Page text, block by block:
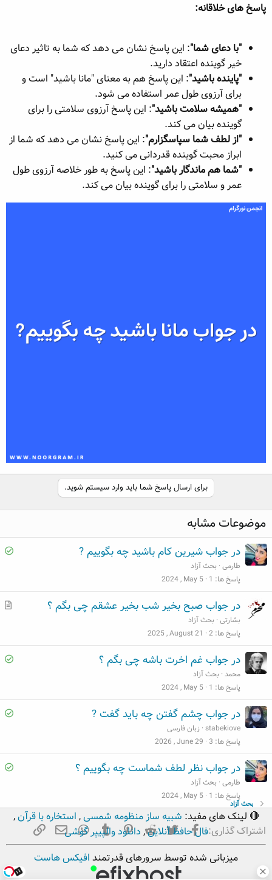
پاسخ های خلاقانه:
"با دعای شما": این پاسخ نشان می دهد که شما به تاثیر دعای
خیر گوینده اعتقاد دارید.
"پاینده باشید": این پاسخ هم به معنای "مانا باشید" است و
برای آرزوی طول عمر استفاده می شود.
"همیشه سلامت باشید": این پاسخ آرزوی سلامتی را برای
گوینده بیان می کند.
"از لطف شما سپاسگزارم": این پاسخ نشان می دهد که شما از
ابراز محبت گوینده قدردانی می کنید.
"شما هم ماندگار باشید": این پاسخ به طور خلاصه آرزوی طول
عمر و سلامتی را برای گوینده بیان می کند.
برای ارسال پاسخ شما باید وارد سیستم شوید.
موضوعات مشابه
S
e
در جواب شیرین کام باشید چه بگوییم ?
طارمی بحث آزاد
پاسخ ها 1
2024 , May 5
م
در جواب صبح بخیر شب بخیر عشقم چی بگم ؟
بشارتی بحث آزاد
پاسخ ها 2
2025 , August 21
S
e
در جواب غم اخرت باشه چی بگم ؟
محمد بحث آزاد
پاسخ ها 1
2024 , May 5
S
e
در جواب چشم گفتن چه باید گفت ?
stabekiove زبان فارسی
پاسخ ها 3
2026 , June 29
S
v
در جواب نظر لطف شماست چه بگوییم ؟
طارمی بحث آزاد
پاسخ ها 1
2024 , May 5
اشتراک گذاری: فیسبوکتویتر Reddit
Pinterest
Tumblr
WhatsApp
ایمیل
بحث آزاد
🔴 لینک های مفید: شبیه ساز منظومه شمسی, استخاره با قرآن,
فال حافظ آنلاین, دانلود والپیپر گوشی
میزبانی شده توسط سرورهای قدرتمند افیکس هاست